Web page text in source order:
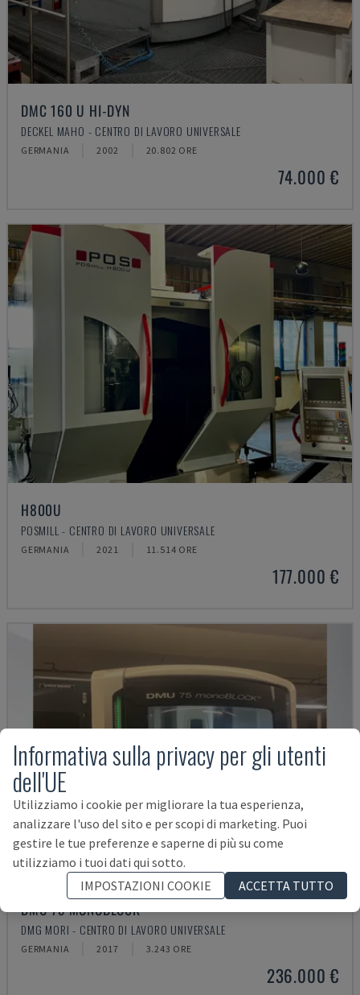
DMC 160 U HI-DYN
DECKEL MAHO - CENTRO DI LAVORO UNIVERSALE
GERMANIA 2002 20.802 ORE
74.000 €
H800U
POSMILL - CENTRO DI LAVORO UNIVERSALE
GERMANIA 2021 11.514 ORE
177.000 €
DMU 75 MONOBLOCK
DMG MORI - CENTRO DI LAVORO UNIVERSALE
GERMANIA 2017 3.243 ORE
236.000 €
Informativa sulla privacy per gli utenti
dell'UE
Utilizziamo i cookie per migliorare la tua esperienza,
analizzare l'uso del sito e per scopi di marketing. Puoi
gestire le tue preferenze e saperne di più su come
utilizziamo i tuoi dati qui sotto.
IMPOSTAZIONI COOKIE
ACCETTA TUTTO